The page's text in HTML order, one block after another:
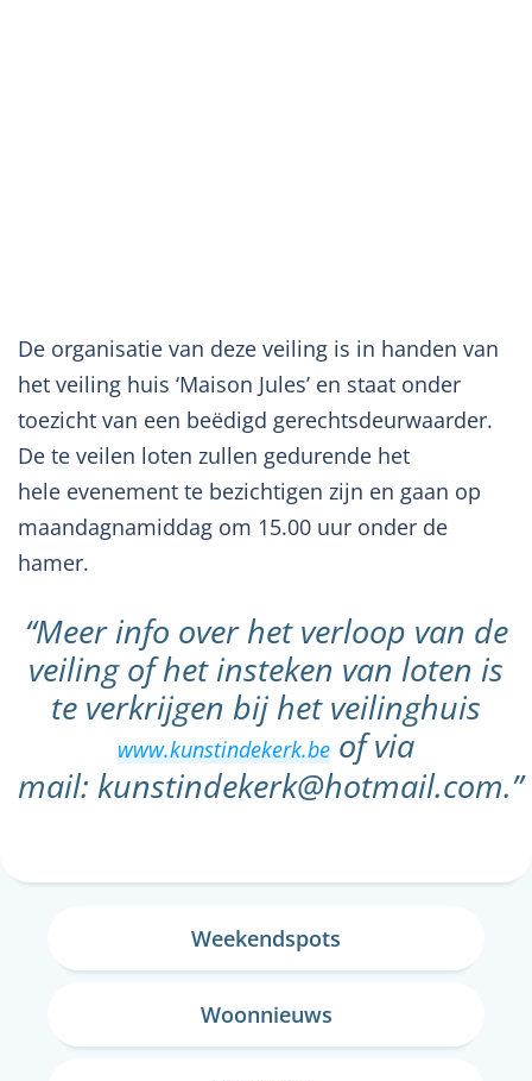
De organisatie van deze veiling is in handen van
het veiling huis ‘Maison Jules’ en staat onder
toezicht van een beëdigd gerechtsdeurwaarder.
De te veilen loten zullen gedurende het
hele evenement te bezichtigen zijn en gaan op
maandagnamiddag om 15.00 uur onder de
hamer.
“Meer info over het verloop van de
veiling of het insteken van loten is
te verkrijgen bij het veilinghuis
www.kunstindekerk.be of via
mail: kunstindekerk@hotmail.com.”
Weekendspots
Woonnieuws